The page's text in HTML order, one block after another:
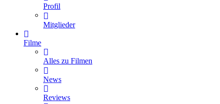
Profil
Mitglieder
Filme
Alles zu Filmen
News
Reviews